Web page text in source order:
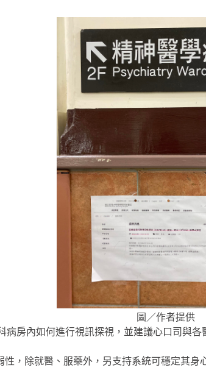
圖／作者提供
房內如何進行視訊探視，並建議心口司與各
，除就醫、服藥外，另支持系統可穩定其